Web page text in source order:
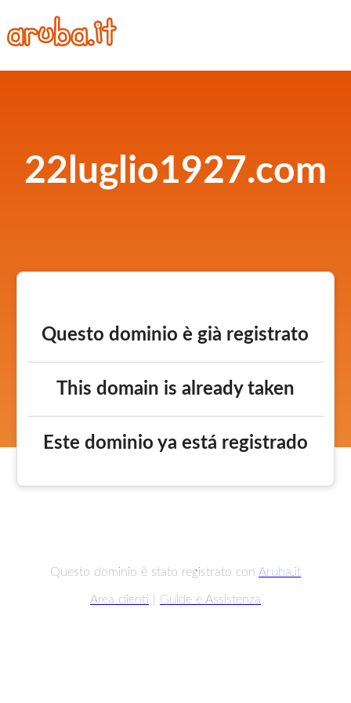
22luglio1927.com
Questo dominio è già registrato
This domain is already taken
Este dominio ya está registrado
Questo dominio è stato registrato con Aruba.it
Area clienti Guide e Assistenza